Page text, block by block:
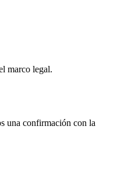
marco legal.
una confirmación con la